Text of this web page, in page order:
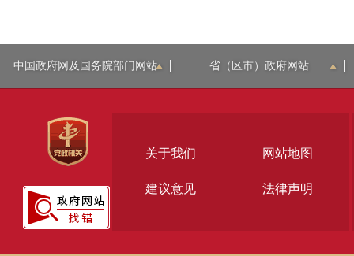
中国政府网及国务院部门网站 省（区市）政府网站
关于我们 网站地图
建议意见 法律声明